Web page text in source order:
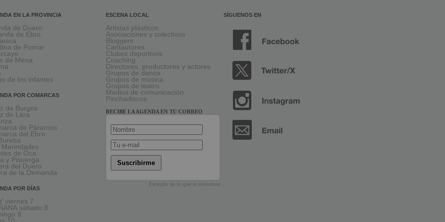
EN LA PROVINCIA
de Duero
de Ebro
de Pomar
de Mena
de los infantes
POR COMARCAS
de Burgos
de Lara
de Páramos
del Ebro
Merindades
de Oca
y Pisuerga
del Duero
de la Demanda
POR DÍAS
viernes 7
sábado 8
9
ESCENA LOCAL
Artistas plásticos
Asociaciones y colectivos
Bloggers
Cantautores
Clubes deportivos
Coaching
Directores, productores y actores
Grupos de danza
Grupos de música
Grupos de teatro
Medios de comunicación
Pinchadiscos
RECIBE LA AGENDA EN TU CORREO
Suscribirme
Ejemplo de lo que te enviamos
SÍGUENOS EN